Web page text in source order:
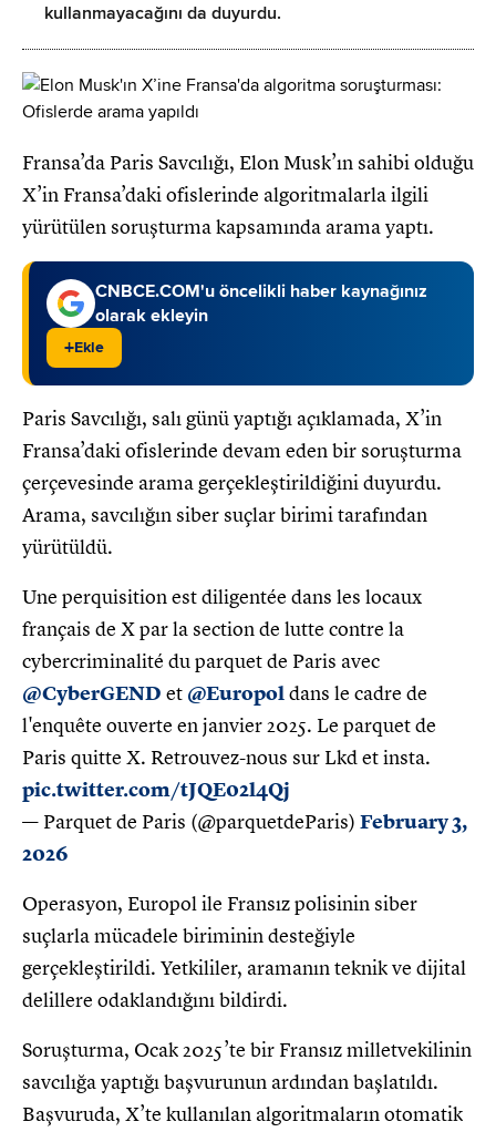
kullanmayacağını da duyurdu.
Fransa’da Paris Savcılığı, Elon Musk’ın sahibi olduğu
X’in Fransa’daki ofislerinde algoritmalarla ilgili
yürütülen soruşturma kapsamında arama yaptı.
CNBCE.COM'u öncelikli haber kaynağınız
olarak ekleyin
+Ekle
Paris Savcılığı, salı günü yaptığı açıklamada, X’in
Fransa’daki ofislerinde devam eden bir soruşturma
çerçevesinde arama gerçekleştirildiğini duyurdu.
Arama, savcılığın siber suçlar birimi tarafından
yürütüldü.
Une perquisition est diligentée dans les locaux
français de X par la section de lutte contre la
cybercriminalité du parquet de Paris avec
@CyberGEND et @Europoldans le cadre de
l'enquête ouverte en janvier 2025. Le parquet de
Paris quitte X. Retrouvez-nous sur Lkd et insta.
pic.twitter.com/tJQE02l4Qj
— Parquet de Paris (@parquetdeParis) February 3,
2026
Operasyon, Europol ile Fransız polisinin siber
suçlarla mücadele biriminin desteğiyle
gerçekleştirildi. Yetkililer, aramanın teknik ve dijital
delillere odaklandığını bildirdi.
Soruşturma, Ocak 2025’te bir Fransız milletvekilinin
savcılığa yaptığı başvurunun ardından başlatıldı.
Başvuruda, X’te kullanılan algoritmaların otomatik